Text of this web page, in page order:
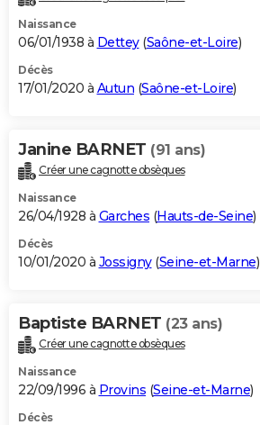
Naissance
06/01/1938 à Dettey(Saône-et-Loire)
Décès
17/01/2020 à Autun (Saône-et-Loire)
Janine BARNET (91 ans)
Créer une cagnotte obsèques
Naissance
26/04/1928 à Garches (Hauts-de-Seine)
Décès
10/01/2020 à Jossigny(Seine-et-Marne)
Baptiste BARNET (23 ans)
Créer une cagnotte obsèques
Naissance
22/09/1996 à Provins (Seine-et-Marne)
Décès